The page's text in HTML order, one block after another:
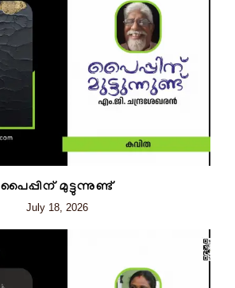
പൈപ്പിന് മുട്ടുന്നുണ്ട്
July 18, 2026